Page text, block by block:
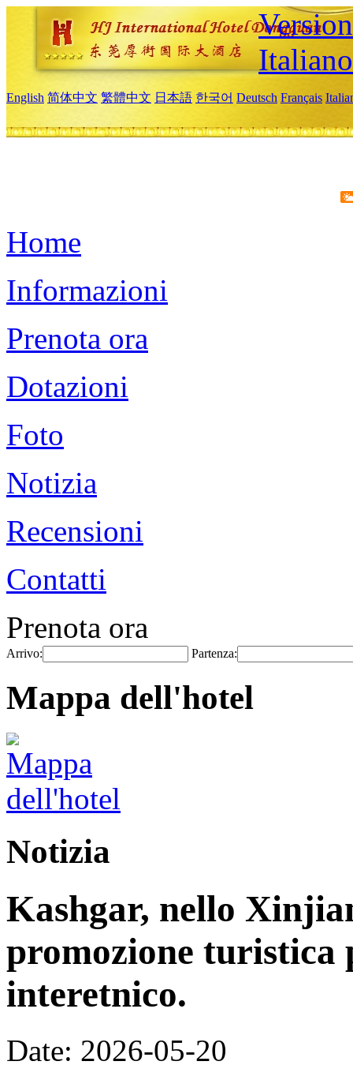
Italiano
English 简体中文 繁體中文 日本語 한국어 Deutsch Français
Home
Informazioni
Prenota ora
Dotazioni
Foto
Notizia
Recensioni
Contatti
Prenota ora
Arrivo: Partenza:
Mappa dell'hotel
Notizia
Kashgar, nello
promozione turistica
interetnico.
Date: 2026-05-20